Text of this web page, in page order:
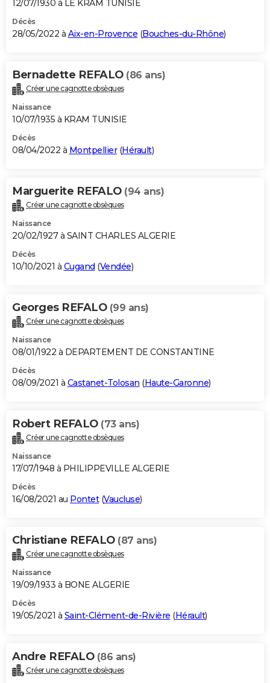
12/07/1930 à LE KRAM TUNISIE
Décès
28/05/2022 à Aix-en-Provence (Bouches-du-Rhône)
Bernadette REFALO (86 ans)
Créer une cagnotte obsèques
Naissance
10/07/1935 à KRAM TUNISIE
Décès
08/04/2022 à Montpellier(Hérault)
Marguerite REFALO (94 ans)
Créer une cagnotte obsèques
Naissance
20/02/1927 à SAINT CHARLES ALGERIE
Décès
10/10/2021 à Cugand (Vendée)
Georges REFALO (99 ans)
Créer une cagnotte obsèques
Naissance
08/01/1922 à DEPARTEMENT DE CONSTANTINE
Décès
08/09/2021 à Castanet-Tolosan (Haute-Garonne)
Robert REFALO (73 ans)
Créer une cagnotte obsèques
Naissance
17/07/1948 à PHILIPPEVILLE ALGERIE
Décès
16/08/2021 au Pontet(Vaucluse)
Christiane REFALO (87 ans)
Créer une cagnotte obsèques
Naissance
19/09/1933 à BONE ALGERIE
Décès
19/05/2021 à Saint-Clément-de-Rivière (Hérault)
Andre REFALO (86 ans)
Créer une cagnotte obsèques